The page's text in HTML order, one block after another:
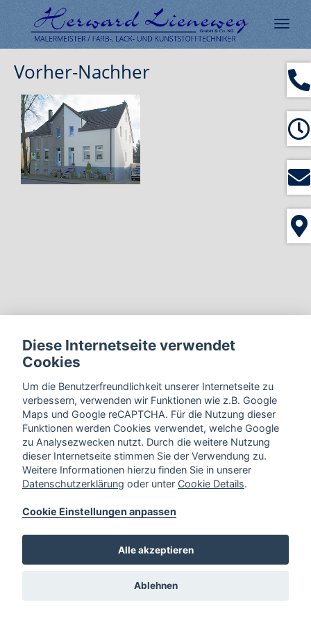
Vorher-Nachher
Diese Internetseite verwendet
Cookies
Um die Benutzerfreundlichkeit unserer Internetseite zu
verbessern, verwenden wir Funktionen wie z.B. Google
Maps und Google reCAPTCHA. Für die Nutzung dieser
Funktionen werden Cookies verwendet, welche Google
zu Analysezwecken nutzt. Durch die weitere Nutzung
dieser Internetseite stimmen Sie der Verwendung zu.
Weitere Informationen hierzu finden Sie in unserer
Datenschutzerklärung oder unter Cookie Details.
Cookie Einstellungen anpassen
Alle akzeptieren
Ablehnen